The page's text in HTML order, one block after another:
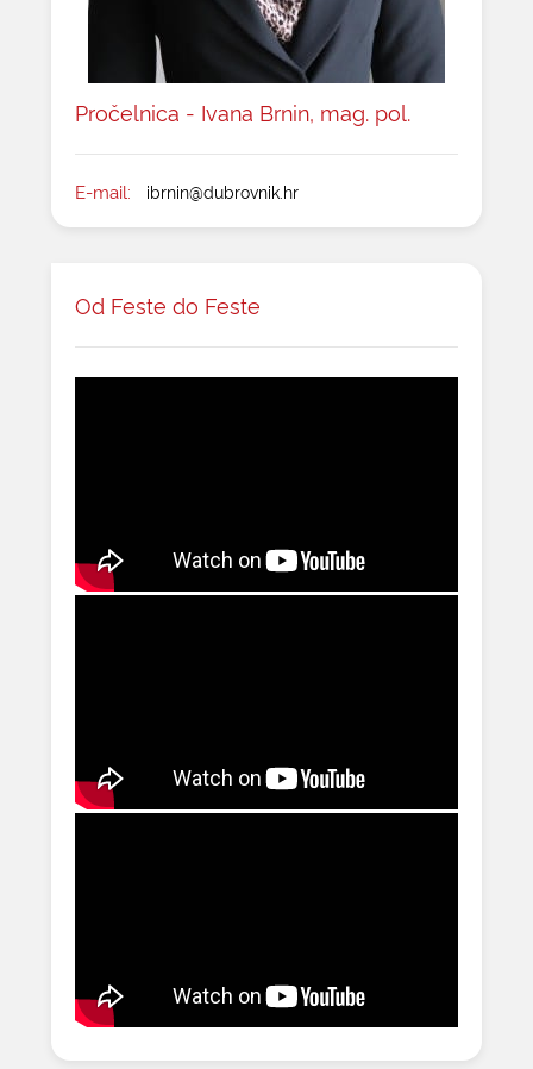
Pročelnica - Ivana Brnin, mag. pol.
E-mail: ibrnin@dubrovnik.hr
Od Feste do Feste